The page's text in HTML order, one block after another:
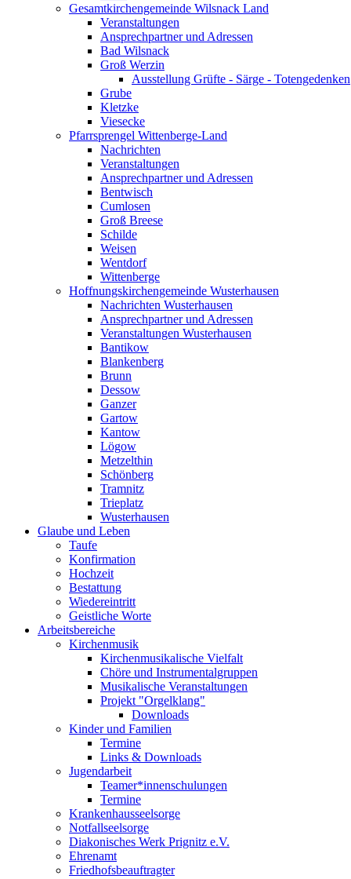
Gesamtkirchengemeinde Wilsnack Land
Veranstaltungen
Ansprechpartner und Adressen
Bad Wilsnack
Groß Werzin
Ausstellung Grüfte - Särge - Totengedenken
Grube
Kletzke
Viesecke
Pfarrsprengel Wittenberge-Land
Nachrichten
Veranstaltungen
Ansprechpartner und Adressen
Bentwisch
Cumlosen
Groß Breese
Schilde
Weisen
Wentdorf
Wittenberge
Hoffnungskirchengemeinde Wusterhausen
Nachrichten Wusterhausen
Ansprechpartner und Adressen
Veranstaltungen Wusterhausen
Bantikow
Blankenberg
Brunn
Dessow
Ganzer
Gartow
Kantow
Lögow
Metzelthin
Schönberg
Tramnitz
Trieplatz
Wusterhausen
Glaube und Leben
Taufe
Konfirmation
Hochzeit
Bestattung
Wiedereintritt
Geistliche Worte
Arbeitsbereiche
Kirchenmusik
Kirchenmusikalische Vielfalt
Chöre und Instrumentalgruppen
Musikalische Veranstaltungen
Projekt "Orgelklang"
Downloads
Kinder und Familien
Termine
Links & Downloads
Jugendarbeit
Teamer*innenschulungen
Termine
Krankenhausseelsorge
Notfallseelsorge
Diakonisches Werk Prignitz e.V.
Ehrenamt
Friedhofsbeauftragter